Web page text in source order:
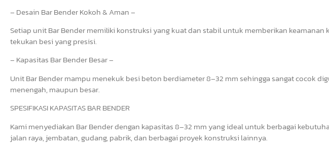
– Desain Bar Bender Kokoh & Aman –
Setiap unit Bar Bender memiliki konstruksi yang kuat dan stabil untuk memberikan keamanan
tekukan besi yang presisi.
– Kapasitas Bar Bender Besar –
Unit Bar Bender mampu menekuk besi beton berdiameter 8–32 mm sehingga sangat cocok
menengah, maupun besar.
SPESIFIKASI KAPASITAS BAR BENDER
Kami menyediakan Bar Bender dengan kapasitas 8–32 mm yang ideal untuk berbagai
jalan raya, jembatan, gudang, pabrik, dan berbagai proyek konstruksi lainnya.